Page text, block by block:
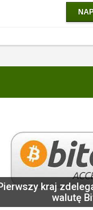
kraj
walutę